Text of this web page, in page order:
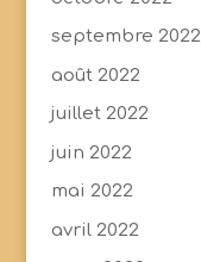
septembre 2022
août 2022
juillet 2022
juin 2022
mai 2022
avril 2022